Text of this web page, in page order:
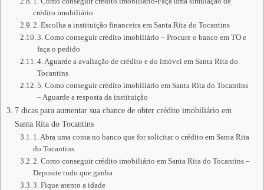
crédito imobiliário
2. Escolha a instituição financeira em Santa Rita do Tocantins
3. Como conseguir crédito imobiliário – Procure o banco em TO e
faça o pedido
4. Aguarde a avaliação de crédito e do imóvel em Santa Rita do
Tocantins
5. Como conseguir crédito imobiliário em Santa Rita do Tocantins
– Aguarde a resposta da instituição
7 dicas para aumentar sua chance de obter crédito imobiliário em
Santa Rita do Tocantins
1. Abra uma conta no banco que for solicitar o crédito em Santa Rita
do Tocantins
2. Como conseguir crédito imobiliário em Santa Rita do Tocantins –
Deposite tudo que ganha
3. Fique atento a idade